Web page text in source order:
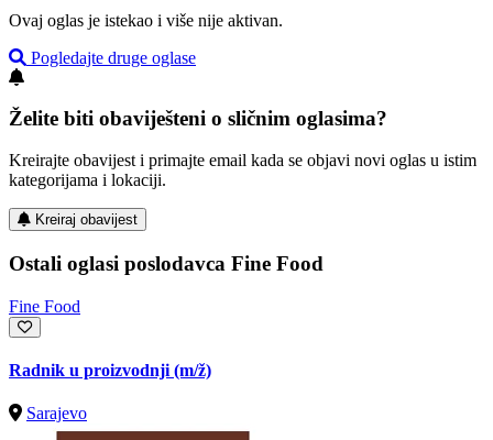
Ovaj oglas je istekao i više nije aktivan.
Pogledajte druge oglase
Želite biti obaviješteni o sličnim oglasima?
Kreirajte obavijest i primajte email kada se objavi novi oglas u istim
kategorijama i lokaciji.
Kreiraj obavijest
Ostali oglasi poslodavca Fine Food
Fine Food
Radnik u proizvodnji (m/ž)
Sarajevo